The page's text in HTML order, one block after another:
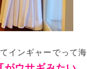
インギャーでって海